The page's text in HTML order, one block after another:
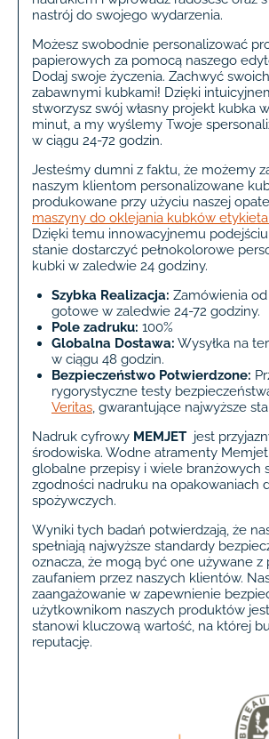
nastrój do swojego wydarzenia.
Możesz swobodnie personalizować
papierowych za pomocą naszego
Dodaj swoje życzenia. Zachwyć
zabawnymi kubkami! Dzięki
stworzysz swój własny projekt kubka
minut, a my wyślemy Twoje
w ciągu 24-72 godzin.
Jesteśmy dumni z faktu, że możemy
naszym klientom personalizowane
produkowane przy użyciu naszej
maszyny do oklejania kubków
Dzięki temu innowacyjnemu
stanie dostarczyć pełnokolorowe
kubki w zaledwie 24 godziny.
Szybka Realizacja: Zamówienia
gotowe w zaledwie 24-72 godziny.
Pole zadruku: 100%
Globalna Dostawa: Wysyłka na
w ciągu 48 godzin.
Bezpieczeństwo Potwierdzone:
rygorystyczne testy
Veritas, gwarantujące najwyższe
Nadruk cyfrowy MEMJET jest
środowiska. Wodne atramenty Memjet
globalne przepisy i wiele branżowych
zgodności nadruku na opakowaniach
spożywczych.
Wyniki tych badań potwierdzają, że
spełniają najwyższe standardy
oznacza, że mogą być one używane z
zaufaniem przez naszych klientów.
zaangażowanie w zapewnienie
użytkownikom naszych produktów
stanowi kluczową wartość, na której
reputację.